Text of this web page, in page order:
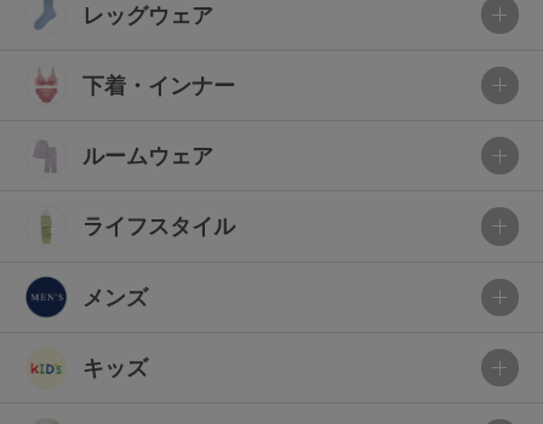
レッグウェア
下着・インナー
ルームウェア
ライフスタイル
メンズ
キッズ